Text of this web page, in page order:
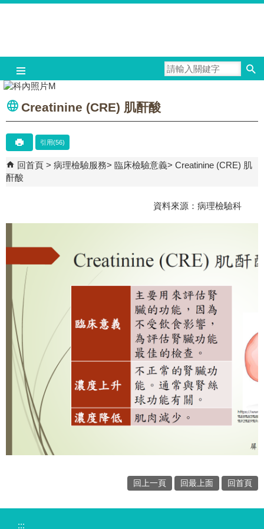
Creatinine (CRE) 肌酐酸
引用(56)
回首頁 病理檢驗服務 臨床檢驗意義
Creatinine (CRE) 肌
酐酸
資料來源：病理檢驗科
回上一頁 回最上面 回首頁
:::